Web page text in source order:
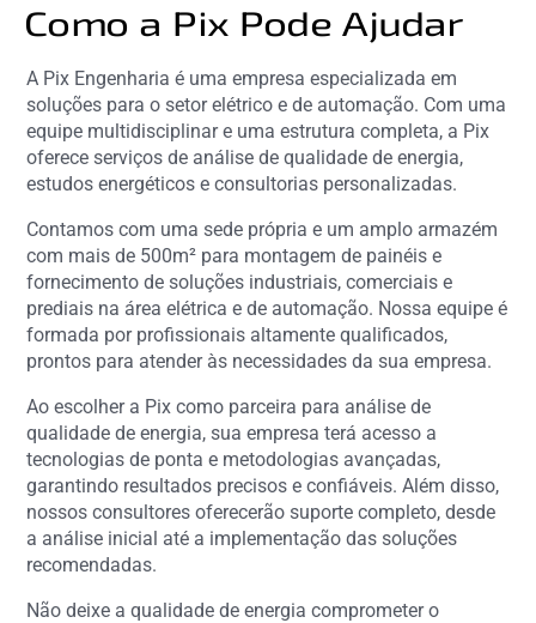
Como a Pix Pode Ajudar
A Pix Engenharia é uma empresa especializada em
soluções para o setor elétrico e de automação. Com uma
equipe multidisciplinar e uma estrutura completa, a Pix
oferece serviços de análise de qualidade de energia,
estudos energéticos e consultorias personalizadas.
Contamos com uma sede própria e um amplo armazém
com mais de 500m² para montagem de painéis e
fornecimento de soluções industriais, comerciais e
prediais na área elétrica e de automação. Nossa equipe é
formada por profissionais altamente qualificados,
prontos para atender às necessidades da sua empresa.
Ao escolher a Pix como parceira para análise de
qualidade de energia, sua empresa terá acesso a
tecnologias de ponta e metodologias avançadas,
garantindo resultados precisos e confiáveis. Além disso,
nossos consultores oferecerão suporte completo, desde
a análise inicial até a implementação das soluções
recomendadas.
Não deixe a qualidade de energia comprometer o